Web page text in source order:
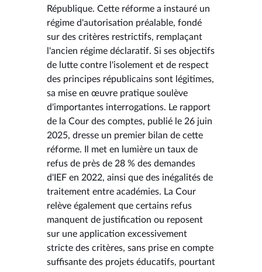
République. Cette réforme a instauré un
régime d'autorisation préalable, fondé
sur des critères restrictifs, remplaçant
l'ancien régime déclaratif. Si ses objectifs
de lutte contre l'isolement et de respect
des principes républicains sont légitimes,
sa mise en œuvre pratique soulève
d'importantes interrogations. Le rapport
de la Cour des comptes, publié le 26 juin
2025, dresse un premier bilan de cette
réforme. Il met en lumière un taux de
refus de près de 28 % des demandes
d'IEF en 2022, ainsi que des inégalités de
traitement entre académies. La Cour
relève également que certains refus
manquent de justification ou reposent
sur une application excessivement
stricte des critères, sans prise en compte
suffisante des projets éducatifs, pourtant